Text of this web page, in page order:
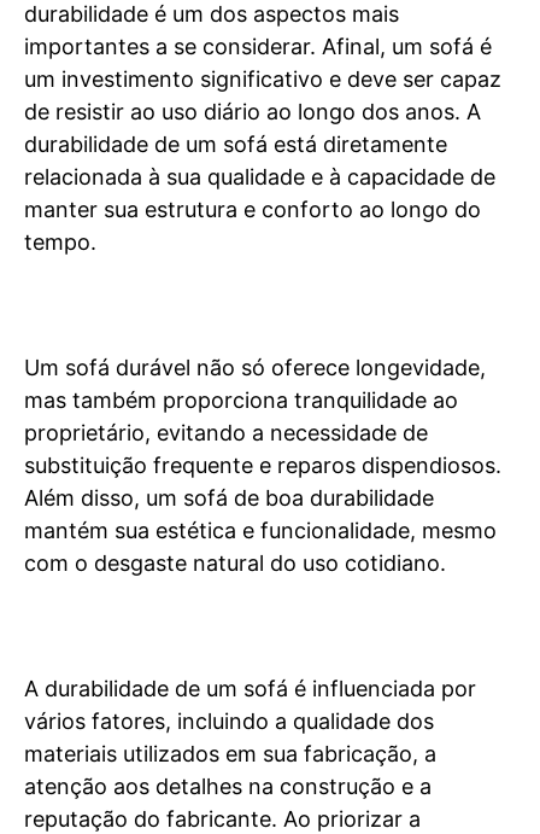
durabilidade é um dos aspectos mais
importantes a se considerar. Afinal, um sofá é
um investimento significativo e deve ser capaz
de resistir ao uso diário ao longo dos anos. A
durabilidade de um sofá está diretamente
relacionada à sua qualidade e à capacidade de
manter sua estrutura e conforto ao longo do
tempo.
Um sofá durável não só oferece longevidade,
mas também proporciona tranquilidade ao
proprietário, evitando a necessidade de
substituição frequente e reparos dispendiosos.
Além disso, um sofá de boa durabilidade
mantém sua estética e funcionalidade, mesmo
com o desgaste natural do uso cotidiano.
A durabilidade de um sofá é influenciada por
vários fatores, incluindo a qualidade dos
materiais utilizados em sua fabricação, a
atenção aos detalhes na construção e a
reputação do fabricante. Ao priorizar a